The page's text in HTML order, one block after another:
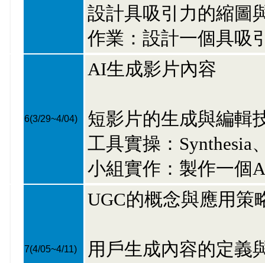
設計具吸引力的縮圖
作業：設計一個具吸
6(3/29~4/04)
AI生成影片內容
短影片的生成與編輯
工具實操：Synthesia
小組實作：製作一個
7(4/05~4/11)
UGC的概念與應用策
用戶生成內容的定義